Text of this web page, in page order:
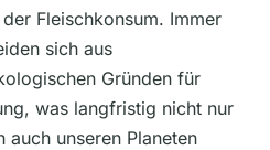
Fleischkonsum. Immer
sich aus
Gründen für
was langfristig nicht nur
auch unseren Planeten